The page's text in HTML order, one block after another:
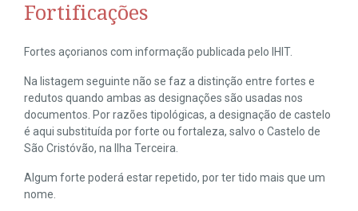
Fortificações
Fortes açorianos com informação publicada pelo IHIT.
Na listagem seguinte não se faz a distinção entre fortes e
redutos quando ambas as designações são usadas nos
documentos. Por razões tipológicas, a designação de castelo
é aqui substituída por forte ou fortaleza, salvo o Castelo de
São Cristóvão, na Ilha Terceira.
Algum forte poderá estar repetido, por ter tido mais que um
nome.